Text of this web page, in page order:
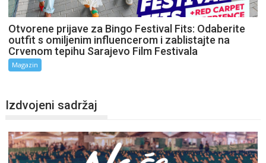
Otvorene prijave za Bingo Festival Fits: Odaberite
outfit s omiljenim influencerom i zablistajte na
Crvenom tepihu Sarajevo Film Festivala
Magazin
Izdvojeni sadržaj